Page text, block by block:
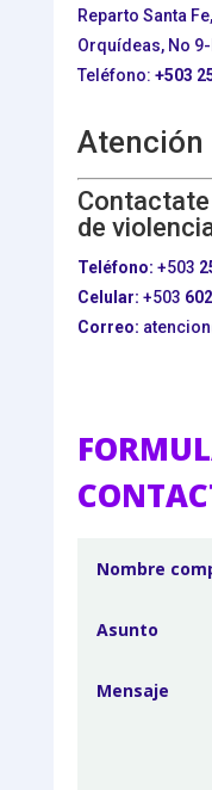
Reparto Santa
Orquídeas, No
Teléfono: +503
Atención
de
Teléfono: +503
Celular: +503
Correo: